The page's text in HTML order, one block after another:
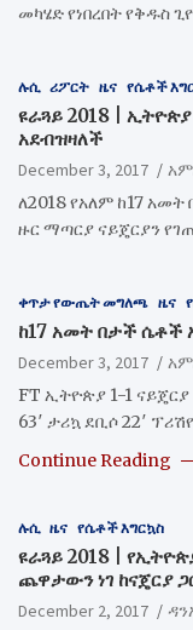
መካሄድ የነበረበት የቅዱስ
ሉሲ ሪፖርት ዜና የሴቶች
​ዩራጓይ 2018 |
አደብዝዛለች
December 3, 2017
ለ2018 የአለም ከ17
ዙር ማጣርያ ናይጄርያን
ቀጥታ የውጤት መግለጫ ዜና
ከ17 አመት በታች
December 3, 2017
FT ኢትዮጵያ 1-1 ናይጄርያ
63′ ታሪኳ ደቢሶ 22′
Continue Reading
ሉሲ ዜና የሴቶች እግርኳስ
ዩራጓይ 2018 |
ጨዋታውን ነገ ከናጄርያ
December 2, 2017